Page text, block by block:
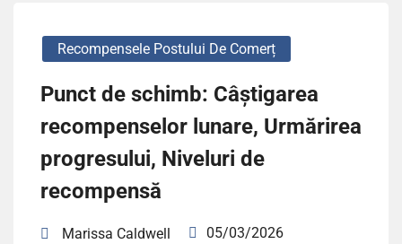
Recompensele Postului De Comerț
Punct de schimb: Câștigarea
recompenselor lunare, Urmărirea
progresului, Niveluri de
recompensă
Marissa Caldwell
05/03/2026